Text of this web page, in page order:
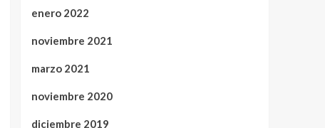
enero 2022
noviembre 2021
marzo 2021
noviembre 2020
diciembre 2019